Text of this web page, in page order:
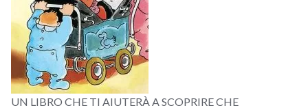
UN LIBRO CHE TI AIUTERÀ A SCOPRIRE CHE